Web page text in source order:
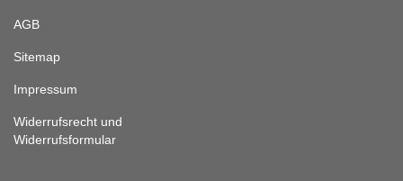
AGB
Sitemap
Impressum
Widerrufsrecht und
Widerrufsformular